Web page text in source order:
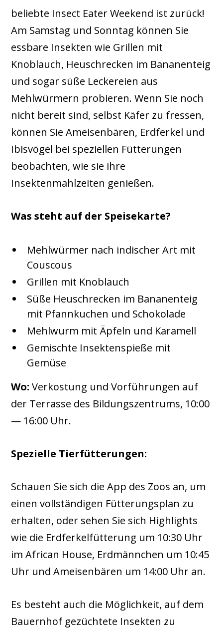
beliebte Insect Eater Weekend ist zurück!
Am Samstag und Sonntag können Sie
essbare Insekten wie Grillen mit
Knoblauch, Heuschrecken im Bananenteig
und sogar süße Leckereien aus
Mehlwürmern probieren. Wenn Sie noch
nicht bereit sind, selbst Käfer zu fressen,
können Sie Ameisenbären, Erdferkel und
Ibisvögel bei speziellen Fütterungen
beobachten, wie sie ihre
Insektenmahlzeiten genießen.
Was steht auf der Speisekarte?
Mehlwürmer nach indischer Art mit
Couscous
Grillen mit Knoblauch
Süße Heuschrecken im Bananenteig
mit Pfannkuchen und Schokolade
Mehlwurm mit Äpfeln und Karamell
Gemischte Insektenspieße mit
Gemüse
Wo: Verkostung und Vorführungen auf
der Terrasse des Bildungszentrums, 10:00
— 16:00 Uhr.
Spezielle Tierfütterungen:
Schauen Sie sich die App des Zoos an, um
einen vollständigen Fütterungsplan zu
erhalten, oder sehen Sie sich Highlights
wie die Erdferkelfütterung um 10:30 Uhr
im African House, Erdmännchen um 10:45
Uhr und Ameisenbären um 14:00 Uhr an.
Es besteht auch die Möglichkeit, auf dem
Bauernhof gezüchtete Insekten zu